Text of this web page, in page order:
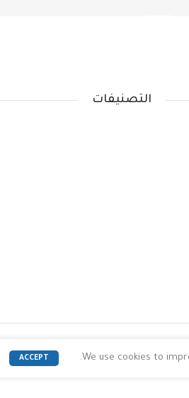
التصنيفات
We use cookies to
ACCEPT